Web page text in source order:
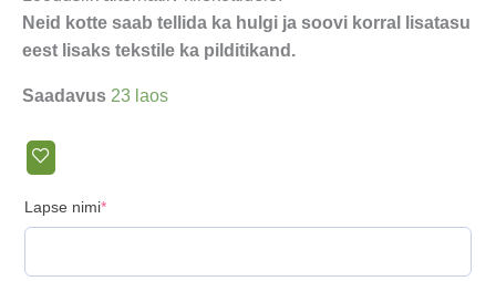
Neid kotte saab tellida ka hulgi ja soovi korral lisatasu
eest lisaks tekstile ka pilditikand.
Saadavus 23 laos
Lapse nimi*(required)